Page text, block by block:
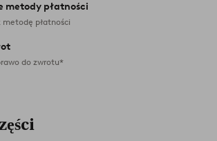
metody płatności
metodę płatności
do zwrotu*